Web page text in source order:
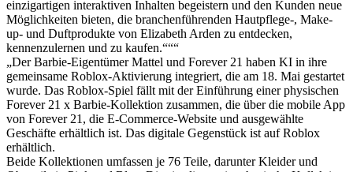
einzigartigen interaktiven Inhalten begeistern und den Kunden neue
Möglichkeiten bieten, die branchenführenden Hautpflege-, Make-
up- und Duftprodukte von Elizabeth Arden zu entdecken,
kennenzulernen und zu kaufen.“““
„Der Barbie-Eigentümer Mattel und Forever 21 haben KI in ihre
gemeinsame Roblox-Aktivierung integriert, die am 18. Mai gestartet
wurde. Das Roblox-Spiel fällt mit der Einführung einer physischen
Forever 21 x Barbie-Kollektion zusammen, die über die mobile App
von Forever 21, die E-Commerce-Website und ausgewählte
Geschäfte erhältlich ist. Das digitale Gegenstück ist auf Roblox
erhältlich.
Beide Kollektionen umfassen je 76 Teile, darunter Kleider und